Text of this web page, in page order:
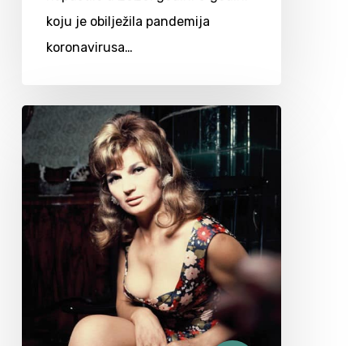
koju je obilježila pandemija
koronavirusa…